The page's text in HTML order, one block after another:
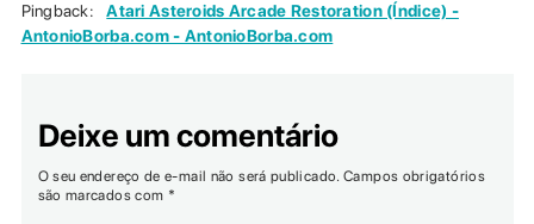
Pingback:
Atari Asteroids Arcade Restoration (Índice) -
AntonioBorba.com - AntonioBorba.com
Deixe um comentário
O seu endereço de e-mail não será publicado. Campos obrigatórios
são marcados com *